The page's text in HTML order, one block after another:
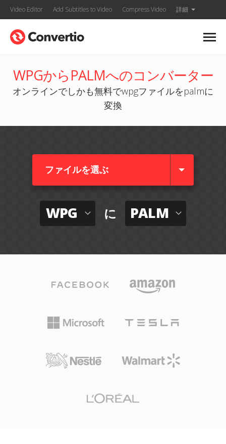
Video Editor Add Subtitles to Video Compress Video 詳細
WPGからPALMへのコンバーター
オンラインでしかも無料でwpgファイルをpalmに
変換
ファイルを選ぶ
WPG に PALM